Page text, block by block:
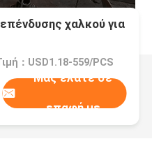
χαλκού για
：USD1.18-559/PCS
Μας ελάτε σε
επαφή με